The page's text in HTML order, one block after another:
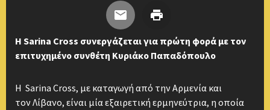
H Sarina Cross συνεργάζεται για πρώτη φορά με τον
επιτυχημένο συνθέτη Kυριάκο Παπαδόπουλο
Η Sarina Cross, με καταγωγή από την Αρμενία και
τον Λίβανο, είναι μία εξαιρετική ερμηνεύτρια, η οποία